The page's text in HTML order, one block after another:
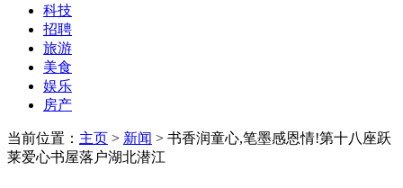
科技
招聘
旅游
美食
娱乐
房产
当前位置： 主页 > 新闻 > 书香润童心,笔墨感恩情!第十八座跃
莱爱心书屋落户湖北潜江